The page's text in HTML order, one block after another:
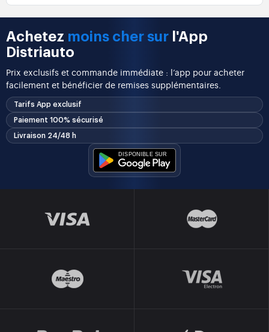
Achetez moins cher sur l'App
Distriauto
Prix exclusifs et commande immédiate : l’app pour acheter
facilement et bénéficier de remises supplémentaires.
Tarifs App exclusif
Paiement 100% sécurisé
Livraison 24/48 h